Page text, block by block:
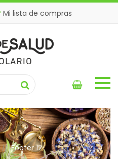
Mi lista de compras
// Footer 12